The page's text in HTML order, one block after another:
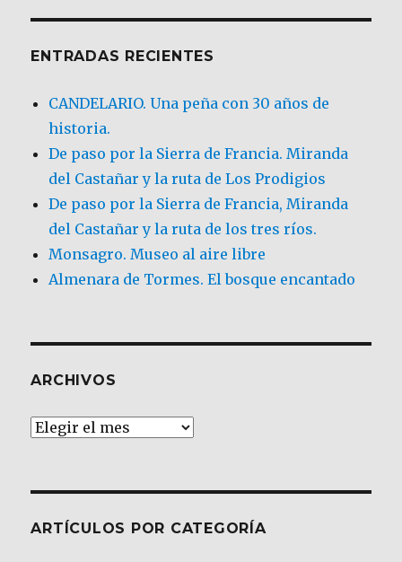
ENTRADAS RECIENTES
CANDELARIO. Una peña con 30 años de
historia.
De paso por la Sierra de Francia. Miranda
del Castañar y la ruta de Los Prodigios
De paso por la Sierra de Francia, Miranda
del Castañar y la ruta de los tres ríos.
Monsagro. Museo al aire libre
Almenara de Tormes. El bosque encantado
ARCHIVOS
Archivos
ARTÍCULOS POR CATEGORÍA